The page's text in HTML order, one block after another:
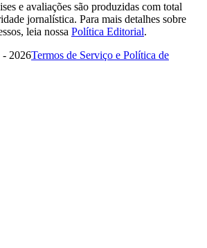
e avaliações são produzidas com total
jornalística. Para mais detalhes sobre
leia nossa Política Editorial.
2026Termos de Serviço e Política de